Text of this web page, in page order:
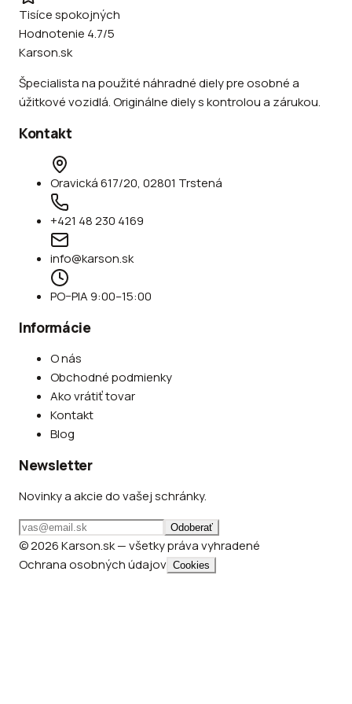
Tisíce spokojných
Hodnotenie 4.7/5
Karson.sk
Špecialista na použité náhradné diely pre osobné a
úžitkové vozidlá. Originálne diely s kontrolou a zárukou.
Kontakt
Oravická 617/20, 02801 Trstená
+421 48 230 4169
info@karson.sk
PO–PIA 9:00–15:00
Informácie
O nás
Obchodné podmienky
Ako vrátiť tovar
Kontakt
Blog
Newsletter
Novinky a akcie do vašej schránky.
Odoberať
© 2026 Karson.sk — všetky práva vyhradené
Ochrana osobných údajov Cookies